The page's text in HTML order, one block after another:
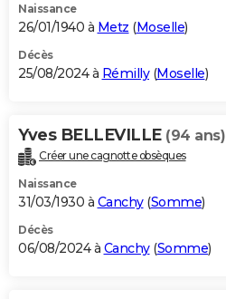
Naissance
26/01/1940 à Metz (Moselle)
Décès
25/08/2024 à Rémilly(Moselle)
Yves BELLEVILLE (94 ans)
Créer une cagnotte obsèques
Naissance
31/03/1930 à Canchy(Somme)
Décès
06/08/2024 à Canchy(Somme)